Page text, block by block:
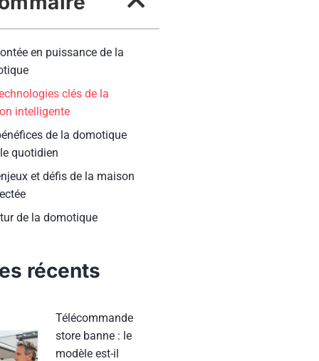
en puissance de la
clés de la
intelligente
de la domotique
quotidien
et défis de la maison
de la domotique
récents
Télécommande
store banne : le
modèle est-il